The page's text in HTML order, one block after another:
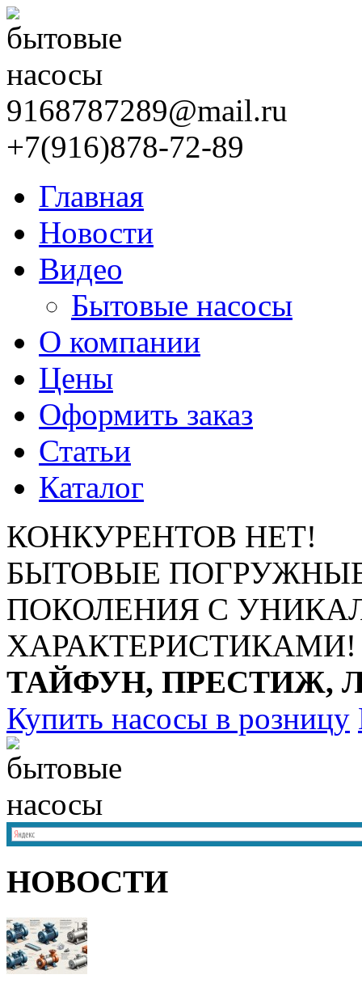
9168787289@mail.ru
+7(916)878-72-89
Главная
Новости
Видео
Бытовые насосы
О компании
Цены
Оформить заказ
Статьи
Каталог
КОНКУРЕНТОВ НЕТ!
БЫТОВЫЕ
ПОКОЛЕНИЯ С
ХАРАКТЕРИСТИКАМИ!
ТАЙФУН, ПРЕСТИЖ,
Купить насосы в розницу
НОВОСТИ